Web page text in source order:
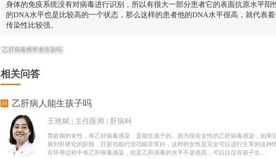
身体的免疫系统没有对病毒进行识别，所以有很大一部分患者它的表面抗原水平阳
的DNA水平也是比较高的一个状态，那么这样的患者他的DNA水平很高，就代表着
传染性比较强。
乙肝病毒携带者传染吗
相关问答
乙肝病人能生孩子吗
王艳斌 | 主任医师 | 肝病科
育龄期的女性，有乙肝病毒感染，是能生孩子的。因为现在女性的乙肝病毒感染，如果
展到肝硬化的阶段，肝脏功能代偿功能非常好，这样的女性是完全可以进行生育的这种
在怀孕过程中有乙肝病毒感染，但是乙肝病毒的水平不是很高，可以仅仅在孩子出...